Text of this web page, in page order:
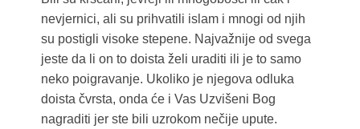
nevjernici, ali su prihvatili islam i mnogi od njih
su postigli visoke stepene. Najvažnije od svega
jeste da li on to doista želi uraditi ili je to samo
neko poigravanje. Ukoliko je njegova odluka
doista čvrsta, onda će i Vas Uzvišeni Bog
nagraditi jer ste bili uzrokom nečije upute.